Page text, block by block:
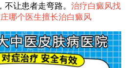
让患者走弯路。 治疗白癜风找
哪个医生擅长治白癜风